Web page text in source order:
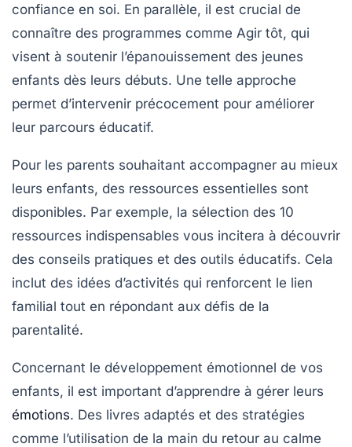
confiance en soi. En parallèle, il est crucial de
connaître des programmes comme Agir tôt, qui
visent à soutenir l’épanouissement des jeunes
enfants dès leurs débuts. Une telle approche
permet d’intervenir précocement pour améliorer
leur parcours éducatif.
Pour les parents souhaitant accompagner au mieux
leurs enfants, des ressources essentielles sont
disponibles. Par exemple, la sélection des 10
ressources indispensables vous incitera à découvrir
des conseils pratiques et des outils éducatifs. Cela
inclut des idées d’activités qui renforcent le lien
familial tout en répondant aux défis de la
parentalité.
Concernant le développement émotionnel de vos
enfants, il est important d’apprendre à gérer leurs
émotions. Des livres adaptés et des stratégies
comme l’utilisation de la main du retour au calme